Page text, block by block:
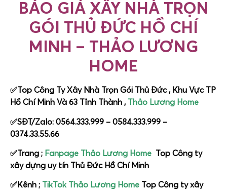
BÁO GIÁ XÂY NHÀ TRỌN
GÓI THỦ ĐỨC HỒ CHÍ
MINH – THẢO LƯƠNG
HOME
✅Top Công Ty Xây Nhà Trọn Gói Thủ Đức , Khu Vực TP
Hồ Chí Minh Và 63 Tỉnh Thành , Thảo Lương Home
✅SĐT/Zalo: 0564.333.999 – 0584.333.999 –
0374.33.55.66
✅Trang ; Fanpage Thảo Lương Home Top Công ty
xây dựng uy tín Thủ Đức Hồ Chí Minh
✅Kênh ; TikTok Thảo Lương Home Top Công ty xây